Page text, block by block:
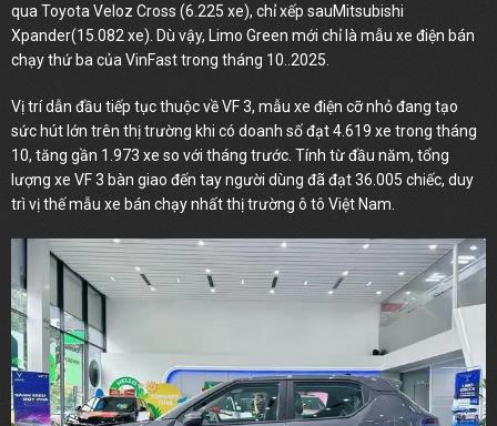
qua Toyota Veloz Cross (6.225 xe), chỉ xếp sauMitsubishi
Xpander(15.082 xe). Dù vậy, Limo Green mới chỉ là mẫu xe điện bán
chạy thứ ba của VinFast trong tháng 10..2025.
Vị trí dẫn đầu tiếp tục thuộc về VF 3, mẫu xe điện cỡ nhỏ đang tạo
sức hút lớn trên thị trường khi có doanh số đạt 4.619 xe trong tháng
10, tăng gần 1.973 xe so với tháng trước. Tính từ đầu năm, tổng
lượng xe VF 3 bàn giao đến tay người dùng đã đạt 36.005 chiếc, duy
trì vị thế mẫu xe bán chạy nhất thị trường ô tô Việt Nam.